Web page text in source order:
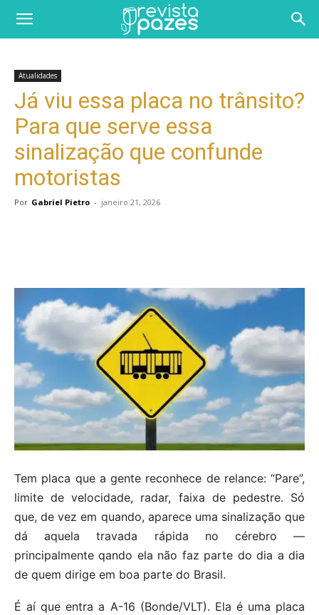
Atualidades
Já viu essa placa no trânsito?
Para que serve essa
sinalização que confunde
motoristas
Por Gabriel Pietro - janeiro 21, 2026
Tem placa que a gente reconhece de relance: “Pare”,
limite de velocidade, radar, faixa de pedestre. Só
que, de vez em quando, aparece uma sinalização que
dá aquela travada rápida no cérebro —
principalmente qando ela não faz parte do dia a dia
de quem dirige em boa parte do Brasil.
É aí que entra a A-16 (Bonde/VLT). Ela é uma placa